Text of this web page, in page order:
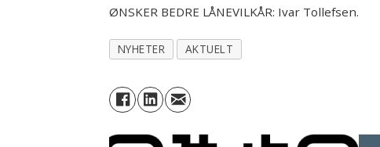
ØNSKER BEDRE LÅNEVILKÅR: Ivar Tollefsen.
NYHETER AKTUELT